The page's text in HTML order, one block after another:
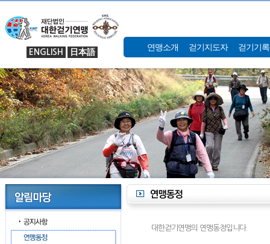
ENGLISH 日本語 연맹소개 걷기지도자 걷기기
대한걷기연맹의 연맹동정입니다.